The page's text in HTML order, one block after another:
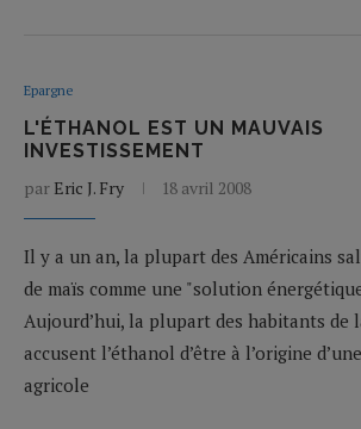
Epargne
L'ÉTHANOL EST UN MAUVAIS
INVESTISSEMENT
par Eric J. Fry 18 avril 2008
Il y a un an, la plupart des Américains
de maïs comme une "solution
Aujourd’hui, la plupart des habitants de
accusent l’éthanol d’être à l’origine
agricole